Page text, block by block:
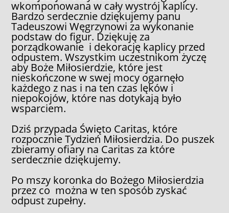
wkomponowana w cały wystrój kaplicy.
Bardzo serdecznie dziękujemy panu
Tadeuszowi Węgrzynowi za wykonanie
podstaw do figur. Dziękuję za
porządkowanie i dekorację kaplicy przed
odpustem. Wszystkim uczestnikom życzę
aby Boże Miłosierdzie, które jest
nieskończone w swej mocy ogarnęło
każdego z nas i na ten czas lęków i
niepokojów, które nas dotykają było
wsparciem.
Dziś przypada Święto Caritas, które
rozpocznie Tydzień Miłosierdzia. Do puszek
zbieramy ofiary na Caritas za które
serdecznie dziękujemy.
Po mszy koronka do Bożego Miłosierdzia
przez co można w ten sposób zyskać
odpust zupełny.